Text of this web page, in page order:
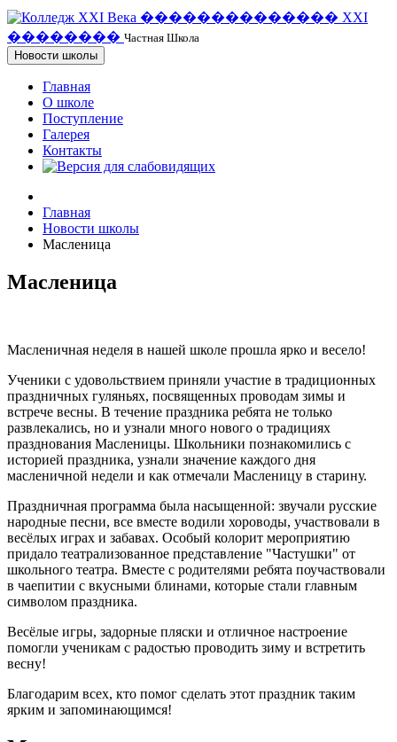
�������������� XXI
�������� Частная Школа
Новости школы
Главная
О школе
Поступление
Галерея
Контакты
Главная
Новости школы
Масленица
Масленица
Масленичная неделя в нашей школе прошла ярко и весело!
Ученики с удовольствием приняли участие в традиционных
праздничных гуляньях, посвященных проводам зимы и
встрече весны. В течение праздника ребята не только
развлекались, но и узнали много нового о традициях
празднования Масленицы. Школьники познакомились с
историей праздника, узнали значение каждого дня
масленичной недели и как отмечали Масленицу в старину.
Праздничная программа была насыщенной: звучали русские
народные песни, все вместе водили хороводы, участвовали в
весёлых играх и забавах. Особый колорит мероприятию
придало театрализованное представление "Частушки" от
школьного театра. Вместе с родителями ребята поучаствовали
в чаепитии с вкусными блинами, которые стали главным
символом праздника.
Весёлые игры, задорные пляски и отличное настроение
помогли ученикам с радостью проводить зиму и встретить
весну!
Благодарим всех, кто помог сделать этот праздник таким
ярким и запоминающимся!